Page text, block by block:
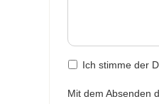
Ich stimme der
Mit dem Absenden